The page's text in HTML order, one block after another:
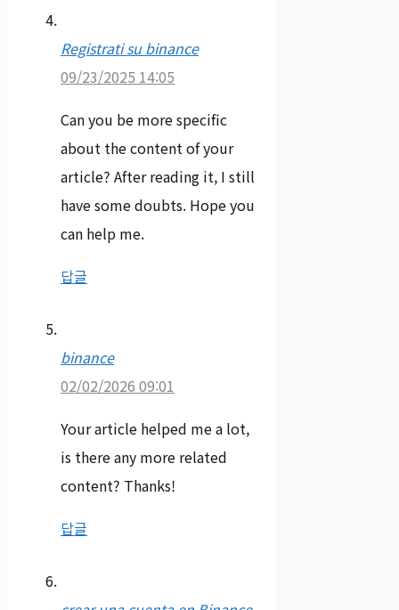
Registrati su binance
09/23/2025 14:05
Can you be more specific
about the content of your
article? After reading it, I still
have some doubts. Hope you
can help me.
답글
binance
02/02/2026 09:01
Your article helped me a lot,
is there any more related
content? Thanks!
답글